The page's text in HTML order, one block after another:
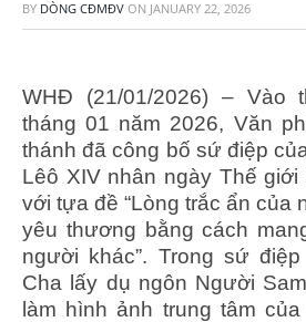
BY DÒNG CĐMĐV ON JANUARY 22, 2026
WHĐ (21/01/2026) – Vào
tháng 01 năm 2026, Văn
thánh đã công bố sứ điệp
Lêô XIV nhân ngày Thế giới
với tựa đề “Lòng trắc ẩn của
yêu thương bằng cách
người khác”. Trong sứ
Cha lấy dụ ngôn Người
làm hình ảnh trung tâm